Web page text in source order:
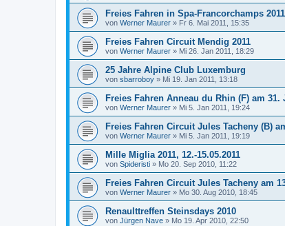
Freies Fahren in Spa-Francorchamps
von Werner Maurer » Fr 6. Mai 2011, 15:35
Freies Fahren Circuit Mendig 2011
von Werner Maurer » Mi 26. Jan 2011, 18:29
25 Jahre Alpine Club Luxemburg
von sbarroboy » Mi 19. Jan 2011, 13:18
Freies Fahren Anneau du Rhin (F) am 31.
von Werner Maurer » Mi 5. Jan 2011, 19:24
Freies Fahren Circuit Jules Tacheny (B)
von Werner Maurer » Mi 5. Jan 2011, 19:19
Mille Miglia 2011, 12.-15.05.2011
von Spideristi » Mo 20. Sep 2010, 11:22
Freies Fahren Circuit Jules Tacheny am
von Werner Maurer » Mo 30. Aug 2010, 18:45
Renaulttreffen Steinsdays 2010
von Jürgen Nave » Mo 19. Apr 2010, 22:50